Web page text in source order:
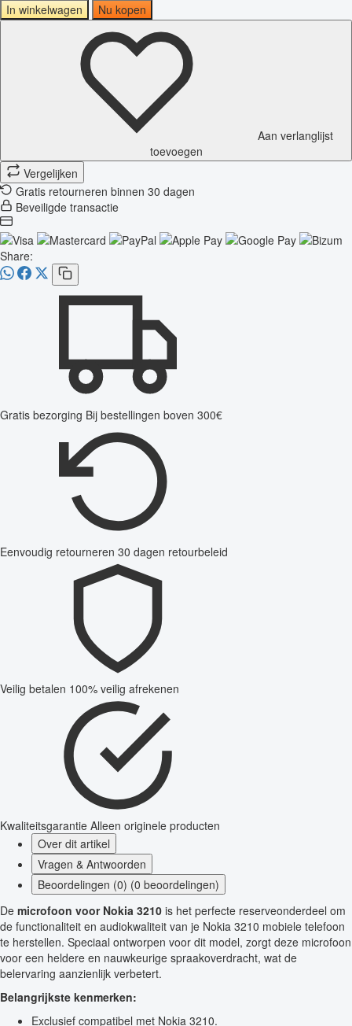
In winkelwagen
Nu kopen
Aan verlanglijst
toevoegen
Vergelijken
Gratis retourneren binnen 30 dagen
Beveiligde transactie
Share:
Gratis bezorging Bij bestellingen boven 300€
Eenvoudig retourneren 30 dagen retourbeleid
Veilig betalen 100% veilig afrekenen
Kwaliteitsgarantie Alleen originele producten
Over dit artikel
Vragen & Antwoorden
Beoordelingen (0) (0 beoordelingen)
De microfoon voor Nokia 3210 is het perfecte reserveonderdeel om
de functionaliteit en audiokwaliteit van je Nokia 3210 mobiele telefoon
te herstellen. Speciaal ontworpen voor dit model, zorgt deze microfoon
voor een heldere en nauwkeurige spraakoverdracht, wat de
belervaring aanzienlijk verbetert.
Belangrijkste kenmerken:
Exclusief compatibel met Nokia 3210.